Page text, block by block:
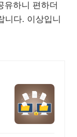
유하니 편하더
니다. 이상입니